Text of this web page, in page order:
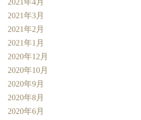
2021年4月
2021年3月
2021年2月
2021年1月
2020年12月
2020年10月
2020年9月
2020年8月
2020年6月